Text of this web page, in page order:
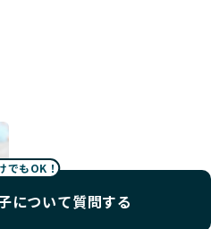
でもOK！
について質問する